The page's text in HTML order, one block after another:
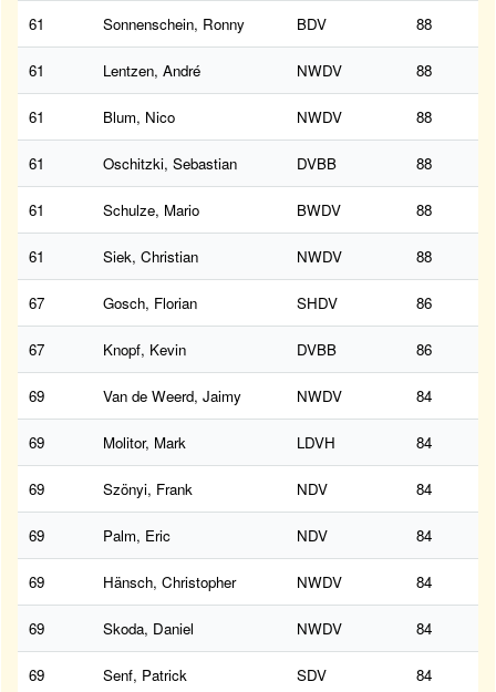
61 Sonnenschein, Ronny BDV 88
61 Lentzen, André NWDV 88
61 Blum, Nico NWDV 88
61 Oschitzki, Sebastian DVBB 88
61 Schulze, Mario BWDV 88
61 Siek, Christian NWDV 88
67 Gosch, Florian SHDV 86
67 Knopf, Kevin DVBB 86
69 Van de Weerd, Jaimy NWDV 84
69 Molitor, Mark LDVH 84
69 Szönyi, Frank NDV 84
69 Palm, Eric NDV 84
69 Hänsch, Christopher NWDV 84
69 Skoda, Daniel NWDV 84
69 Senf, Patrick SDV 84